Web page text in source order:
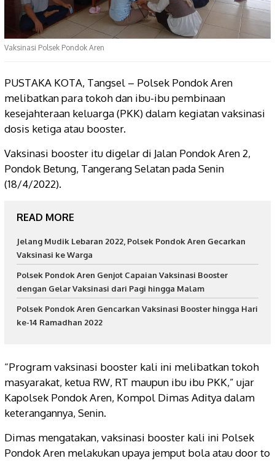
Vaksinasi Polsek Pondok Aren
PUSTAKA KOTA, Tangsel – Polsek Pondok Aren
melibatkan para tokoh dan ibu-ibu pembinaan
kesejahteraan keluarga (PKK) dalam kegiatan vaksinasi
dosis ketiga atau booster.
Vaksinasi booster itu digelar di Jalan Pondok Aren 2,
Pondok Betung, Tangerang Selatan pada Senin
(18/4/2022).
READ MORE
Jelang Mudik Lebaran 2022, Polsek Pondok Aren Gecarkan
Vaksinasi ke Warga
Polsek Pondok Aren Genjot Capaian Vaksinasi Booster
dengan Gelar Vaksinasi dari Pagi hingga Malam
Polsek Pondok Aren Gencarkan Vaksinasi Booster hingga Hari
ke-14 Ramadhan 2022
“Program vaksinasi booster kali ini melibatkan tokoh
masyarakat, ketua RW, RT maupun ibu ibu PKK,” ujar
Kapolsek Pondok Aren, Kompol Dimas Aditya dalam
keterangannya, Senin.
Dimas mengatakan, vaksinasi booster kali ini Polsek
Pondok Aren melakukan upaya jemput bola atau door to